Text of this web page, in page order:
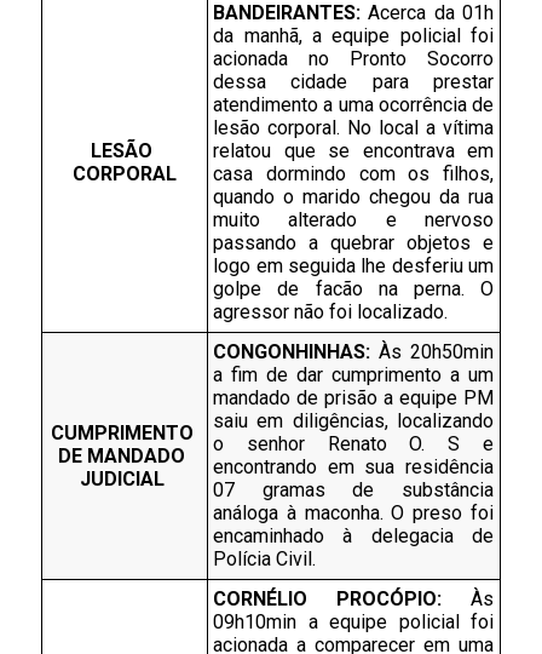
LESÃO
CORPORAL
BANDEIRANTES: Acerca da 01h
da manhã, a equipe policial foi
acionada no Pronto Socorro
dessa cidade para prestar
atendimento a uma ocorrência de
lesão corporal. No local a vítima
relatou que se encontrava em
casa dormindo com os filhos,
quando o marido chegou da rua
muito alterado e nervoso
passando a quebrar objetos e
logo em seguida lhe desferiu um
golpe de facão na perna. O
agressor não foi localizado.
CUMPRIMENTO
DE MANDADO
JUDICIAL
CONGONHINHAS: Às 20h50min
a fim de dar cumprimento a um
mandado de prisão a equipe PM
saiu em diligências, localizando
o senhor Renato O. S e
encontrando em sua residência
07 gramas de substância
análoga à maconha. O preso foi
encaminhado à delegacia de
Polícia Civil.
CORNÉLIO PROCÓPIO: Às
09h10min a equipe policial foi
acionada a comparecer em uma